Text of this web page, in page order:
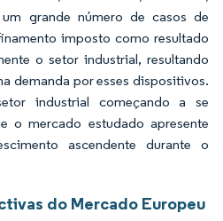
grande número de casos de
imposto como resultado
o setor industrial, resultando
demanda por esses dispositivos.
industrial começando a se
o mercado estudado apresente
ascendente durante o
do Mercado Europeu